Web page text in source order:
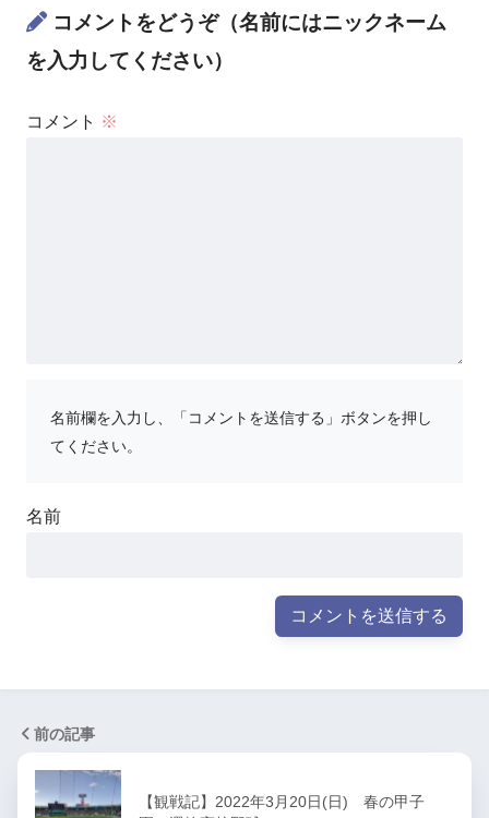
コメントをどうぞ（名前にはニックネーム
を入力してください）
コメント ※
名前欄を入力し、「コメントを送信する」ボタンを押し
てください。
名前
前の記事
【観戦記】2022年3月20日(日) 春の甲子